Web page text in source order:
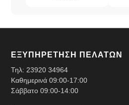
ΕΞΥΠΗΡΕΤΗΣΗ ΠΕΛΑΤΩΝ
Τηλ:23920 34964
Καθημερινά 09:00-17:00
Σάββατο 09:00-14:00